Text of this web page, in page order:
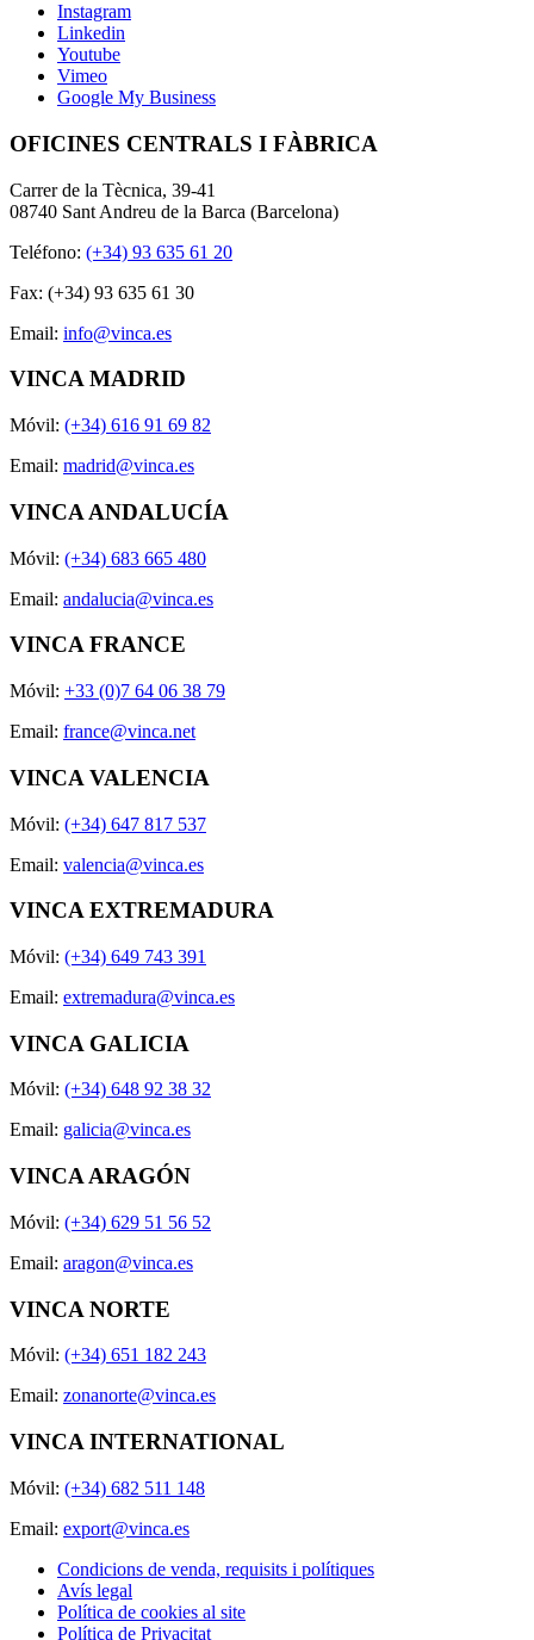
Instagram
Linkedin
Youtube
Vimeo
Google My Business
OFICINES CENTRALS I FÀBRICA
Carrer de la Tècnica, 39-41
08740 Sant Andreu de la Barca (Barcelona)
Teléfono: (+34) 93 635 61 20
Fax: (+34) 93 635 61 30
Email: info@vinca.es
VINCA MADRID
Móvil: (+34) 616 91 69 82
Email: madrid@vinca.es
VINCA ANDALUCÍA
Móvil: (+34) 683 665 480
Email: andalucia@vinca.es
VINCA FRANCE
Móvil: +33 (0)7 64 06 38 79
Email: france@vinca.net
VINCA VALENCIA
Móvil: (+34) 647 817 537
Email: valencia@vinca.es
VINCA EXTREMADURA
Móvil: (+34) 649 743 391
Email: extremadura@vinca.es
VINCA GALICIA
Móvil: (+34) 648 92 38 32
Email: galicia@vinca.es
VINCA ARAGÓN
Móvil: (+34) 629 51 56 52
Email: aragon@vinca.es
VINCA NORTE
Móvil: (+34) 651 182 243
Email: zonanorte@vinca.es
VINCA INTERNATIONAL
Móvil: (+34) 682 511 148
Email: export@vinca.es
Condicions de venda, requisits i polítiques
Avís legal
Política de cookies al site
Política de Privacitat